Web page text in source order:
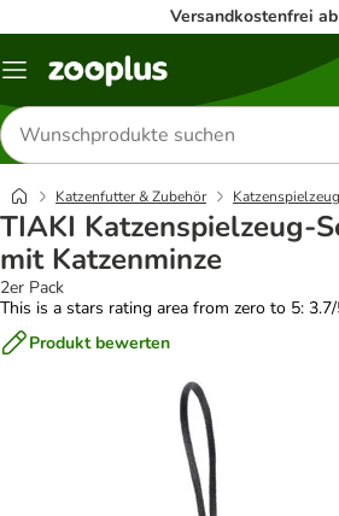
Versandkostenfrei
Menü
Produkte
suchen
Katzenfutter & Zubehör Katzenspielzeug
TIAKI Katzenspielzeug-
mit Katzenminze
2er Pack
This is a stars rating area from zero to 5:
Produkt bewerten